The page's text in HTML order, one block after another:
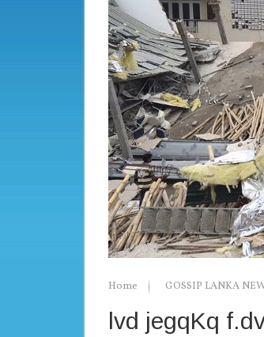
Home GOSSIP LANKA
lvd jegqKq